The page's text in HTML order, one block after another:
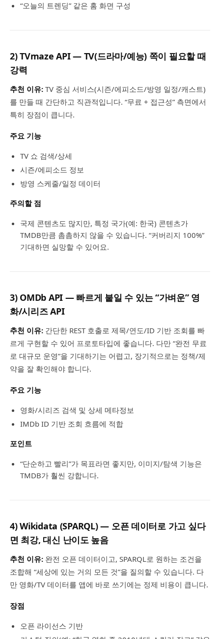
“오늘의 트렌딩” 같은 홈 화면 구성
2) TVmaze API — TV(드라마/예능) 쪽이 필요할 때
강력
추천 이유: TV 중심 서비스(시즌/에피소드/방영 일정/캐스트)
를 만들 때 간단하고 직관적입니다. “무료 + 접근성” 측면에서
특히 장점이 큽니다.
주요 기능
TV 쇼 검색/상세
시즌/에피소드 정보
방영 스케줄/일정 데이터
주의할 점
국제 콘텐츠도 많지만, 특정 국가(예: 한국) 콘텐츠가
TMDB만큼 촘촘하지 않을 수 있습니다. “커버리지 100%”
기대하면 실망할 수 있어요.
3) OMDb API — 빠르게 붙일 수 있는 “가벼운” 영
화/시리즈 API
추천 이유: 간단한 REST 호출로 제목/연도/ID 기반 조회를 빠
르게 구현할 수 있어 프로토타입에 좋습니다. 다만 “완전 무료
로 대규모 운영”을 기대하기는 어렵고, 장기적으로는 정책/제
약을 잘 확인해야 합니다.
주요 기능
영화/시리즈 검색 및 상세 메타정보
IMDb ID 기반 조회 흐름에 적합
포인트
“단순하고 빨리”가 목표라면 좋지만, 이미지/탐색 기능은
TMDB가 훨씬 강합니다.
4) Wikidata (SPARQL) — 오픈 데이터로 가고 싶다
면 최강, 대신 난이도 높음
추천 이유: 완전 오픈 데이터이고, SPARQL로 원하는 조건을
조합해 “세상에 있는 거의 모든 것”을 질의할 수 있습니다. 다
만 영화/TV 데이터를 앱에 바로 쓰기에는 정제 비용이 큽니다.
장점
오픈 라이선스 기반